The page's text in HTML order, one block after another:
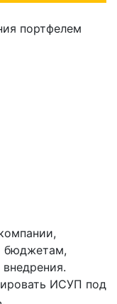
портфелем
бюджетам,
ИСУП под